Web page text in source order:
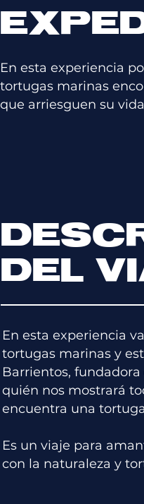
En esta experiencia
tortugas marinas
que arriesguen su
DEL
En esta experiencia
tortugas marinas y
Barrientos,
quién nos mostrará
encuentra una
Es un viaje para
con la naturaleza y